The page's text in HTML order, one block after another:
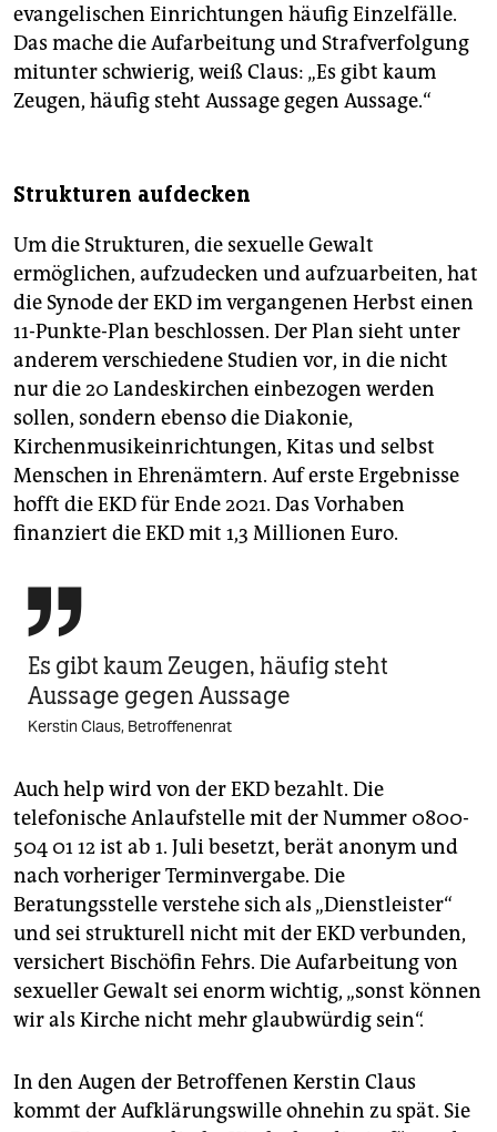
evangelischen Einrichtungen häufig Einzelfälle.
Das mache die Aufarbeitung und Strafverfolgung
mitunter schwierig, weiß Claus: „Es gibt kaum
Zeugen, häufig steht Aussage gegen Aussage.“
Strukturen aufdecken
Um die Strukturen, die sexuelle Gewalt
ermöglichen, aufzudecken und aufzuarbeiten, hat
die Synode der EKD im vergangenen Herbst einen
11-Punkte-Plan beschlossen. Der Plan sieht unter
anderem verschiedene Studien vor, in die nicht
nur die 20 Landeskirchen einbezogen werden
sollen, sondern ebenso die Diakonie,
Kirchenmusikeinrichtungen, Kitas und selbst
Menschen in Ehrenämtern. Auf erste Ergebnisse
hofft die EKD für Ende 2021. Das Vorhaben
finanziert die EKD mit 1,3 Millionen Euro.

Es gibt kaum Zeugen, häufig steht
Aussage gegen Aussage
Kerstin Claus, Betroffenenrat
Auch help wird von der EKD bezahlt. Die
telefonische Anlaufstelle mit der Nummer 0800-
504 01 12 ist ab 1. Juli besetzt, berät anonym und
nach vorheriger Terminvergabe. Die
Beratungsstelle verstehe sich als „Dienstleister“
und sei strukturell nicht mit der EKD verbunden,
versichert Bischöfin Fehrs. Die Aufarbeitung von
sexueller Gewalt sei enorm wichtig, „sonst können
wir als Kirche nicht mehr glaubwürdig sein“.
In den Augen der Betroffenen Kerstin Claus
kommt der Aufklärungswille ohnehin zu spät. Sie